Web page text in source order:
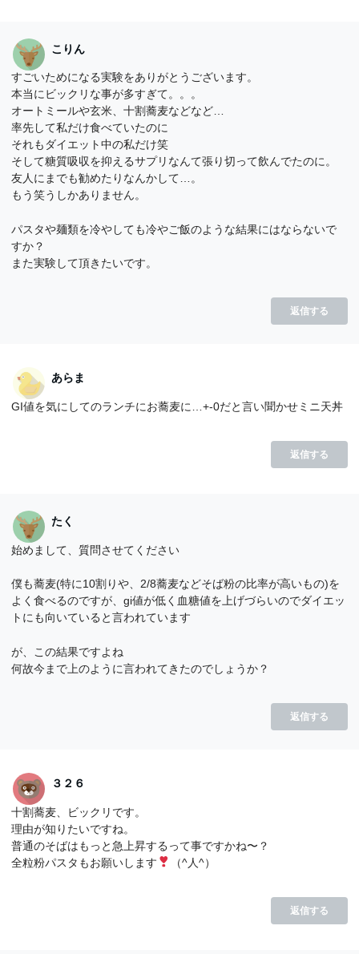
こりん
すごいためになる実験をありがとうございます。
本当にビックリな事が多すぎて。。。
オートミールや玄米、十割蕎麦などなど…
率先して私だけ食べていたのに
それもダイエット中の私だけ笑
そして糖質吸収を抑えるサプリなんて張り切って飲んでたのに。
友人にまでも勧めたりなんかして…。
もう笑うしかありません。
パスタや麺類を冷やしても冷やご飯のような結果にはならないで
すか？
また実験して頂きたいです。
返信する
あらま
GI値を気にしてのランチにお蕎麦に…+-0だと言い聞かせミニ天丼
返信する
たく
始めまして、質問させてください
僕も蕎麦(特に10割りや、2/8蕎麦などそば粉の比率が高いもの)を
よく食べるのですが、gi値が低く血糖値を上げづらいのでダイエッ
トにも向いていると言われています
が、この結果ですよね
何故今まで上のように言われてきたのでしょうか？
返信する
３２６
十割蕎麦、ビックリです。
理由が知りたいですね。
普通のそばはもっと急上昇するって事ですかね〜？
全粒粉パスタもお願いします
（^人^）
返信する